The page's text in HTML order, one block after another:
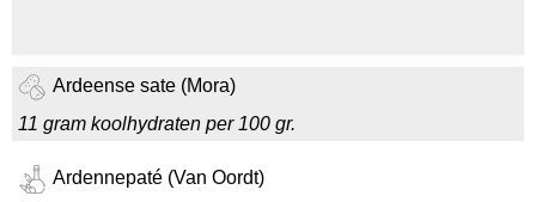
Ardeense sate (Mora)
11 gram koolhydraten per 100 gr.
Ardennepaté (Van Oordt)